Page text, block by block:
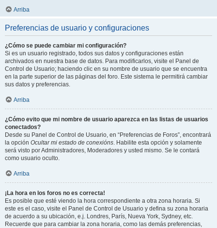
Arriba
Preferencias de usuario y configuraciones
¿Cómo se puede cambiar mi configuración?
Si es un usuario registrado, todos sus datos y configuraciones están
archivados en nuestra base de datos. Para modificarlos, visite el Panel de
Control de Usuario; haciendo clic en su nombre de usuario que se encuentra
en la parte superior de las páginas del foro. Este sistema le permitirá cambiar
sus datos y preferencias.
Arriba
¿Cómo evito que mi nombre de usuario aparezca en las listas de usuarios
conectados?
Desde su Panel de Control de Usuario, en “Preferencias de Foros”, encontrará
la opción Ocultar mi estado de conexións. Habilite esta opción y solamente
será visto por Administradores, Moderadores y usted mismo. Se le contará
como usuario oculto.
Arriba
¡La hora en los foros no es correcta!
Es posible que esté viendo la hora correspondiente a otra zona horaria. Si
este es el caso, visite el Panel de Control de Usuario y defina su zona horaria
de acuerdo a su ubicación, e.j. Londres, París, Nueva York, Sydney, etc.
Recuerde que para cambiar la zona horaria, como las demás preferencias,